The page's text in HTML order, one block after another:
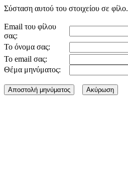
Σύσταση αυτού του στοιχείου σε φίλο.
Email του φίλου
σας:
Το όνομα σας:
Το email σας:
Θέμα μηνύματος: